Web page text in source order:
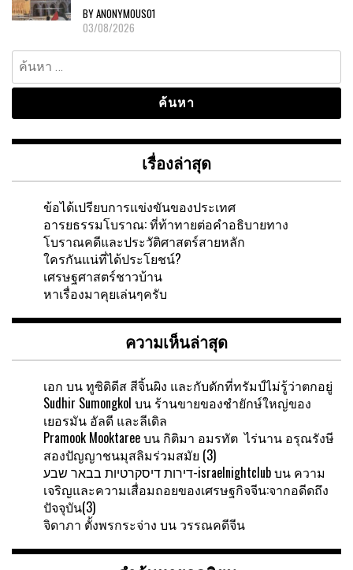
BY ANONYMOUS01
03/08/2026
ค้นหา
สำหรับ:
เรื่องล่าสุด
ข้อได้เปรียบการแข่งขันของประเทศ
อารยธรรมโบราณ: ที่ท้าทายต่อคำอธิบายทาง
โบราณคดีและประวัติศาสตร์สายหลัก
ใครกันแน่ที่ได้ประโยชน์?
เศรษฐศาสตร์ชาวบ้าน
หาเรื่องมาคุยเล่นๆครับ
ความเห็นล่าสุด
เอก บนทูซิดิดีส สีจิ้นผิง และกับดักที่ทรัมป์ไม่รู้ว่าตกอยู่
Sudhir Sumongkol บน ร้านขายของชำยักษ์ใหญ่ของ
เยอรมัน อัลดี และลีเดิล
Pramook Mooktareeบน กิติมา อมรทัต ไร่นาน อรุณรังษี
สองปัญญาชนมุสลิมร่วมสมัย (3)
דירות דיסקרטיות בבאר שבע-israelnightclubบน ความ
เจริญและความเสื่อมถอยของเศรษฐกิจจีน:จากอดีดถึง
ปัจจุบัน(3)
จิดาภา ตั้งพรกระจ่าง บน วรรณคดีจีน